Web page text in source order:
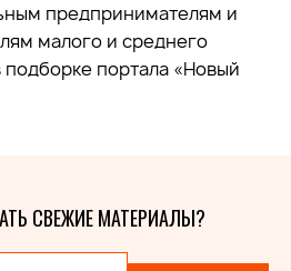
предпринимателям и
малого и среднего
портала «Новый
СВЕЖИЕ МАТЕРИАЛЫ?